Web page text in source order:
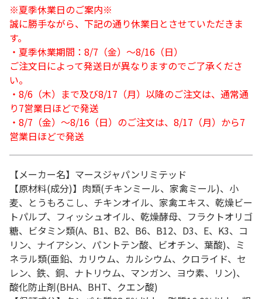
※夏季休業日のご案内※
誠に勝手ながら、下記の通り休業日とさせていただきま
す。
・夏季休業期間：8/7（金）～8/16（日）
ご注文日によって発送日が異なりますのでご了承くださ
い。
・8/6（木）まで及び8/17（月）以降のご注文は、通常通
り7営業日ほどで発送
・8/7（金）～8/16（日）のご注文は、8/17（月）から7
営業日ほどで発送
【メーカー名】マースジャパンリミテッド
【原材料(成分)】肉類(チキンミール、家禽ミール)、小
麦、とうもろこし、チキンオイル、家禽エキス、乾燥ビー
トパルプ、フィッシュオイル、乾燥酵母、フラクトオリゴ
糖、ビタミン類(A、B1、B2、B6、B12、D3、E、K3、コ
リン、ナイアシン、パントテン酸、ビオチン、葉酸)、ミ
ネラル類(亜鉛、カリウム、カルシウム、クロライド、セ
レン、鉄、銅、ナトリウム、マンガン、ヨウ素、リン)、
酸化防止剤(BHA、BHT、クエン酸)